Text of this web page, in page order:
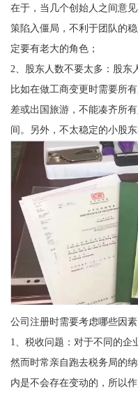
在于，当几个创始人之间意
策陷入僵局，不利于团队的
定要有老大的角色；
2、股东人数不要太多：股东
比如在做工商变更时需要所
差或出国旅游，不能凑齐所
间。另外，不太稳定的小股
公司注册时需要考虑哪些因素
1、税收问题：对于不同的企
然而时常亲自跑去税务局的
内是不会存在变动的，所以